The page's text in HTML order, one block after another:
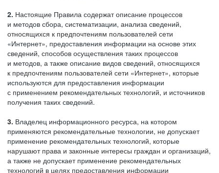
2. Настоящие Правила содержат описание процессов
и методов сбора, систематизации, анализа сведений,
относящихся к предпочтениям пользователей сети
«Интернет», предоставления информации на основе этих
сведений, способов осуществления таких процессов
и методов, а также описание видов сведений, относящихся
к предпочтениям пользователей сети «Интернет», которые
используются для предоставления информации
с применением рекомендательных технологий, и источников
получения таких сведений.
3. Владелец информационного ресурса, на котором
применяются рекомендательные технологии, не допускает
применение рекомендательных технологий, которые
нарушают права и законные интересы граждан и организаций,
а также не допускает применение рекомендательных
технологий в целях предоставления информации